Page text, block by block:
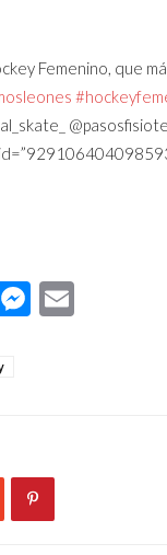
Femenino, que